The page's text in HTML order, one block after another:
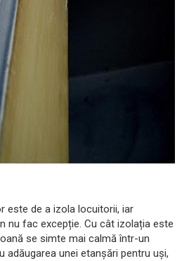
este de a izola locuitorii, iar
nu fac excepție. Cu cât izolația este
se simte mai calmă într-un
adăugarea unei etanșări pentru uși,